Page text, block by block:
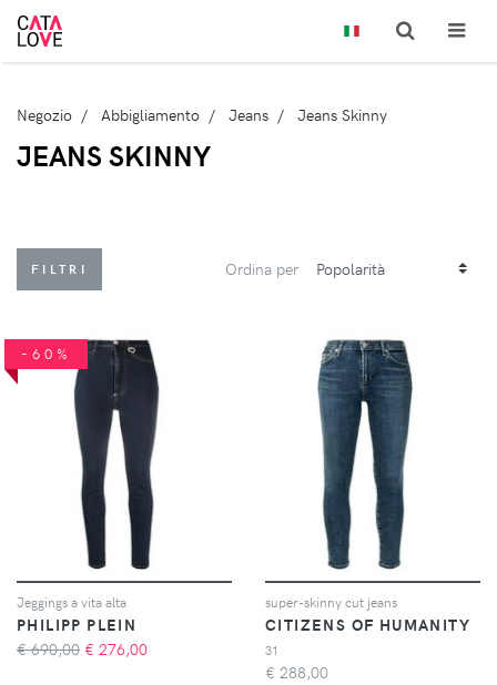
Negozio Abbigliamento Jeans Jeans Skinny
JEANS SKINNY
FILTRI Ordina per
-60%
Jeggings a vita alta
PHILIPP PLEIN
€ 690,00 € 276,00
super-skinny cut jeans
CITIZENS OF HUMANITY
31
€ 288,00